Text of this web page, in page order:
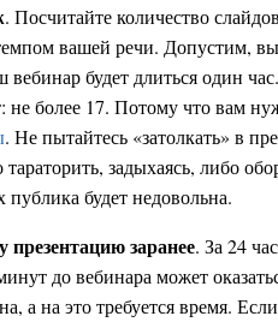
. Посчитайте количество
вашей речи. Допустим,
будет длиться один
не более 17. Потому что вам
. Не пытайтесь «затолкать» в
задыхаясь, либо
будет недовольна.
заранее. За 24
до вебинара может
а на это требуется время.